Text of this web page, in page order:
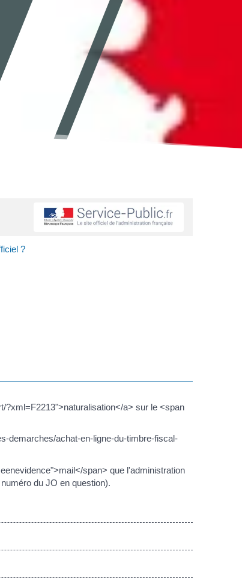
?
?xml=F2213">naturalisation</a> sur le <span
demarches/achat-en-ligne-du-timbre-fiscal-
span> que l'administration
du JO en question).